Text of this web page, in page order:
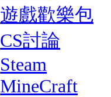
遊戲歡樂包
CS討論
Steam
MineCraft